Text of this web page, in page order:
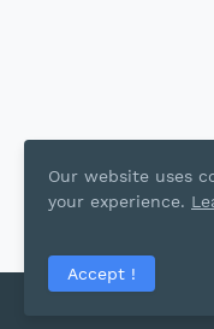
Our website uses
your experience.
Accept !